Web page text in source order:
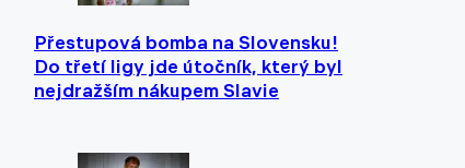
Přestupová bomba na Slovensku!
Do třetí ligy jde útočník, který byl
nejdražším nákupem Slavie